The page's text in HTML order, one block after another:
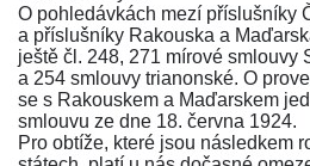
O pohledávkách mezí příslušníky
a příslušníky Rakouska a
ještě čl. 248, 271 mírové smlouvy
a 254 smlouvy trianonské. O
se s Rakouskem a Maďarskem
smlouvu ze dne 18. června 1924.
Pro obtíže, které jsou následkem